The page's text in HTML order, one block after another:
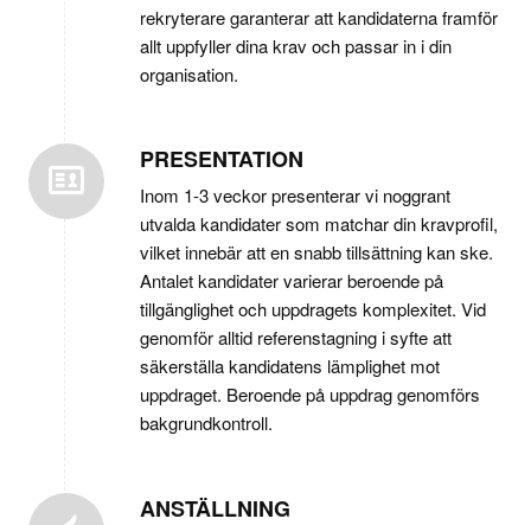
rekryterare garanterar att kandidaterna framför
allt uppfyller dina krav och passar in i din
organisation.
PRESENTATION
Inom 1-3 veckor presenterar vi noggrant
utvalda kandidater som matchar din kravprofil,
vilket innebär att en snabb tillsättning kan ske.
Antalet kandidater varierar beroende på
tillgänglighet och uppdragets komplexitet. Vid
genomför alltid referenstagning i syfte att
säkerställa kandidatens lämplighet mot
uppdraget. Beroende på uppdrag genomförs
bakgrundkontroll.
ANSTÄLLNING